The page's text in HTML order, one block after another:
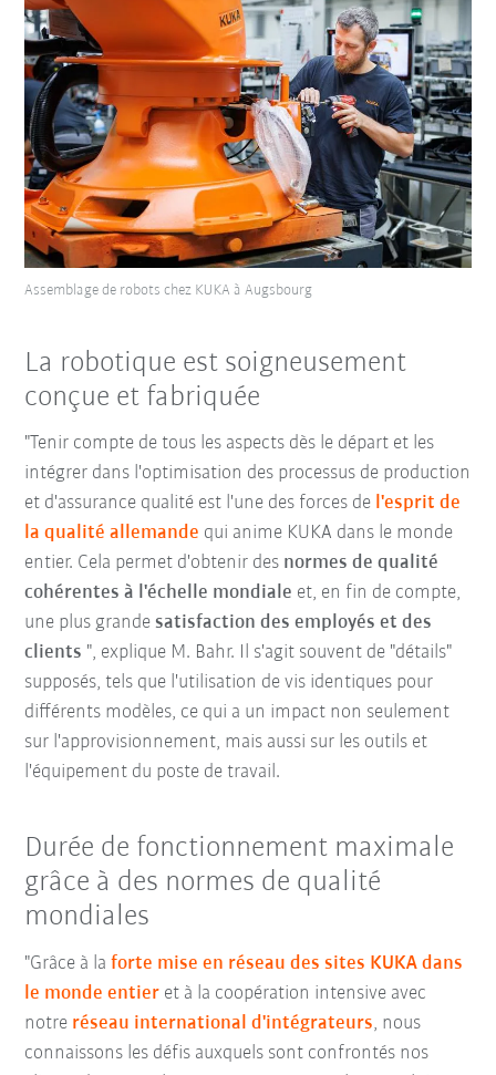
Assemblage de robots chez KUKA à Augsbourg
La robotique est soigneusement
conçue et fabriquée
"Tenir compte de tous les aspects dès le départ et les
intégrer dans l'optimisation des processus de production
et d'assurance qualité est l'une des forces de l'esprit de
la qualité allemande qui anime KUKA dans le monde
entier. Cela permet d'obtenir des normes de qualité
cohérentes à l'échelle mondiale et, en fin de compte,
une plus grandesatisfaction des employés et des
clients ", explique M. Bahr. Il s'agit souvent de "détails"
supposés, tels que l'utilisation de vis identiques pour
différents modèles, ce qui a un impact non seulement
sur l'approvisionnement, mais aussi sur les outils et
l'équipement du poste de travail.
Durée de fonctionnement maximale
grâce à des normes de qualité
mondiales
"Grâce à laforte mise en réseau des sites KUKA dans
le monde entier et à la coopération intensive avec
notre réseau international d'intégrateurs, nous
connaissons les défis auxquels sont confrontés nos